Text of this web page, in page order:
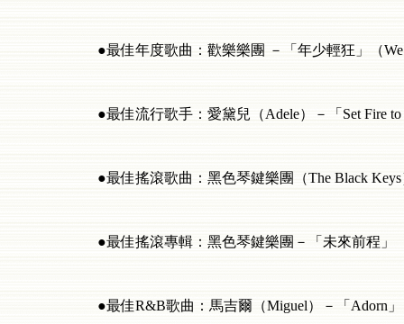
●最佳年度歌曲：歡樂樂團 －「年少輕狂」（We
●最佳流行歌手：愛黛兒（Adele）－「Set Fire to
●最佳搖滾歌曲：黑色琴鍵樂團（The Black
●最佳搖滾專輯：黑色琴鍵樂團－「未來前程」
●最佳R&B歌曲：馬吉爾（Miguel）－「Adorn」